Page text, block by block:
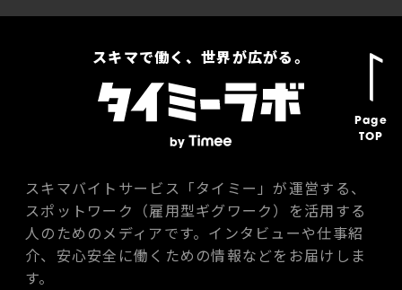
Page
TOP
スキマで働く、世界が広がる。
スキマバイトサービス「タイミー」が運営する、
スポットワーク（雇用型ギグワーク）を活用する
人のためのメディアです。インタビューや仕事紹
介、安心安全に働くための情報などをお届けしま
す。